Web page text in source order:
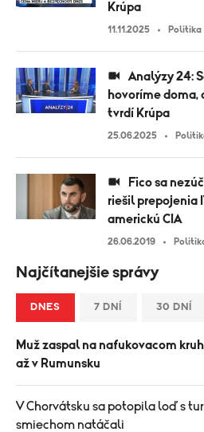
Krúpa
11.11.2025 Politika
hovoríme doma,
tvrdí Krúpa
25.06.2025
riešil prepojenia
americkú CIA
26.06.2019
Najčítanejšie správy
DNES 7 DNÍ 30 DNÍ
Muž zaspal na nafukovacom
až v Rumunsku
V Chorvátsku sa potopila loď s
smiechom natáčali